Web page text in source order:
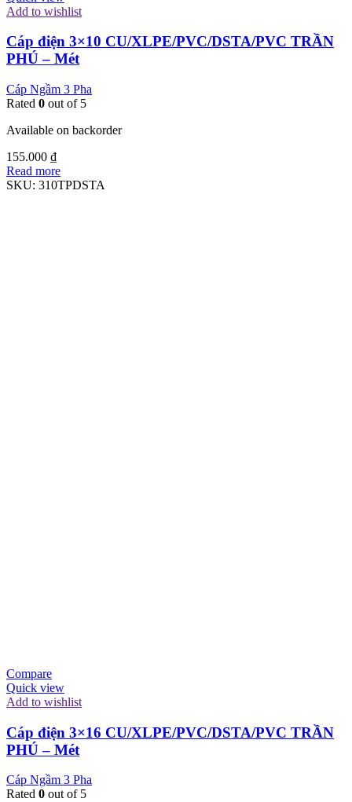
Add to wishlist
Cáp điện 3×10 CU/XLPE/PVC/DSTA/PVC TRẦN
PHÚ – Mét
Cáp Ngầm 3 Pha
Rated 0 out of 5
Available on backorder
155.000 ₫
Read more
SKU: 310TPDSTA
Compare
Quick view
Add to wishlist
Cáp điện 3×16 CU/XLPE/PVC/DSTA/PVC TRẦN
PHÚ – Mét
Cáp Ngầm 3 Pha
Rated 0 out of 5